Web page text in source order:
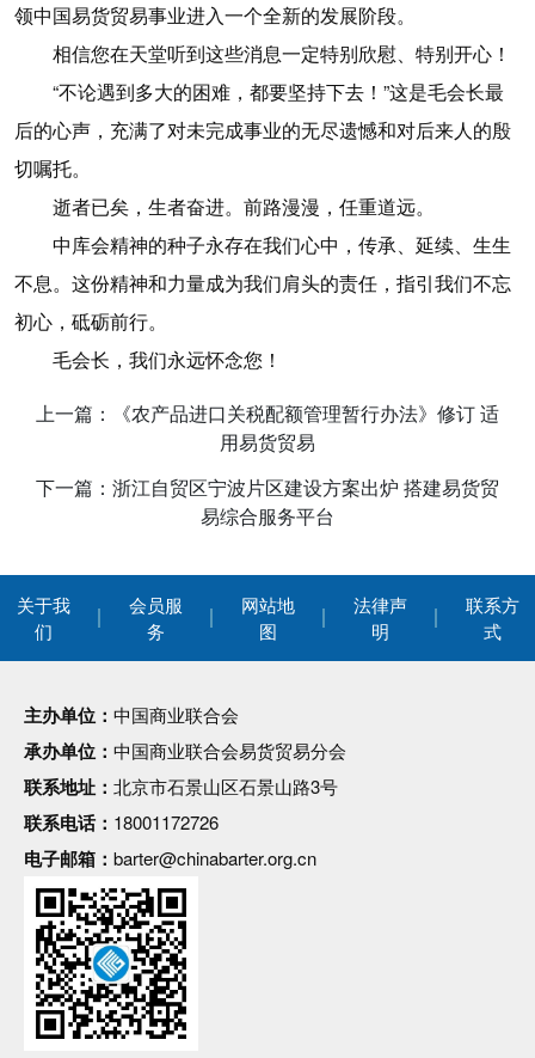
领中国易货贸易事业进入一个全新的发展阶段。
相信您在天堂听到这些消息一定特别欣慰、特别开心！
“不论遇到多大的困难，都要坚持下去！”这是毛会长最
后的心声，充满了对未完成事业的无尽遗憾和对后来人的殷
切嘱托。
逝者已矣，生者奋进。前路漫漫，任重道远。
中库会精神的种子永存在我们心中，传承、延续、生生
不息。这份精神和力量成为我们肩头的责任，指引我们不忘
初心，砥砺前行。
毛会长，我们永远怀念您！
上一篇：《农产品进口关税配额管理暂行办法》修订 适
用易货贸易
下一篇：浙江自贸区宁波片区建设方案出炉 搭建易货贸
易综合服务平台
关于我
们
会员服
务
网站地
图
法律声
明
联系方
式
主办单位： 中国商业联合会
承办单位： 中国商业联合会易货贸易分会
联系地址： 北京市石景山区石景山路3号
联系电话： 18001172726
电子邮箱： barter@chinabarter.org.cn